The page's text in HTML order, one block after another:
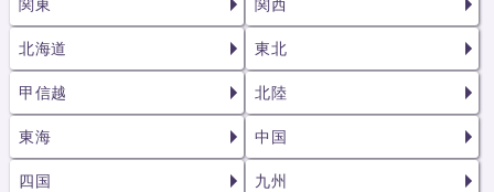
関東 関西
北海道 東北
甲信越 北陸
東海 中国
四国 九州